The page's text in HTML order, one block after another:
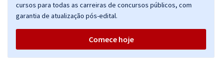
UFAC - Universidade Federal do Acre - Conhecimentos Específicos
para o cargo: Técnico em Contabilidade
à vista
ou 12x deR$19,92
cursos para todas as carreiras de concursos públicos, com
garantia de atualização pós-edital.
Comece hoje